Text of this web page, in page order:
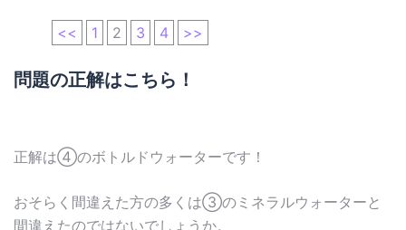
<< 1 2 3 4 >>
問題の正解はこちら！
正解は④のボトルドウォーターです！
おそらく間違えた方の多くは③のミネラルウォーターと
間違えたのではないでしょうか。